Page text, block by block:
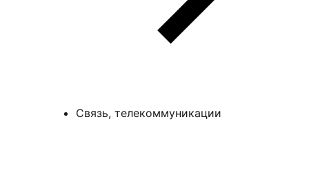
Связь, телекоммуникации